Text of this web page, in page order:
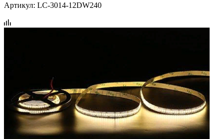
Артикул: LC-3014-12DW240